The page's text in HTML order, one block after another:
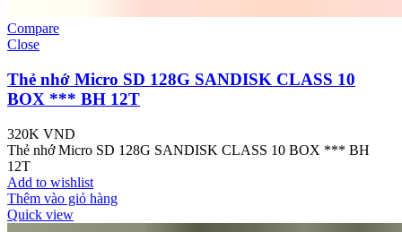
Compare
Close
Thẻ nhớ Micro SD 128G SANDISK CLASS 10
BOX *** BH 12T
320K VND
Thẻ nhớ Micro SD 128G SANDISK CLASS 10 BOX *** BH
12T
Add to wishlist
Thêm vào giỏ hàng
Quick view